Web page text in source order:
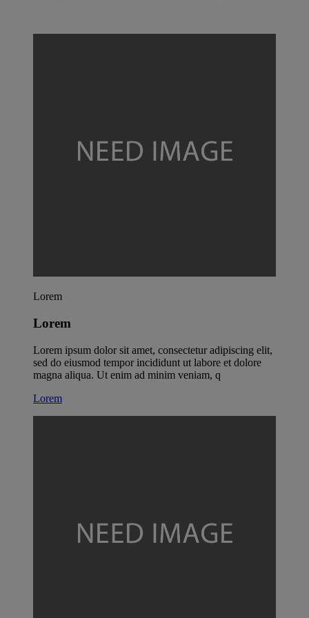
Lorem
Lorem
Lorem ipsum dolor sit amet, consectetur adipiscing elit,
sed do eiusmod tempor incididunt ut labore et dolore
magna aliqua. Ut enim ad minim veniam, q
Lorem